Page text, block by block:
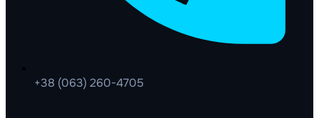
+38 (063) 260-4705